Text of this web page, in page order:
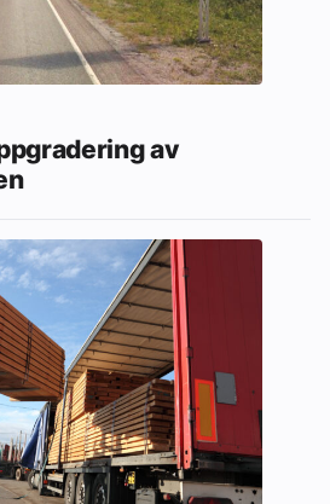
av